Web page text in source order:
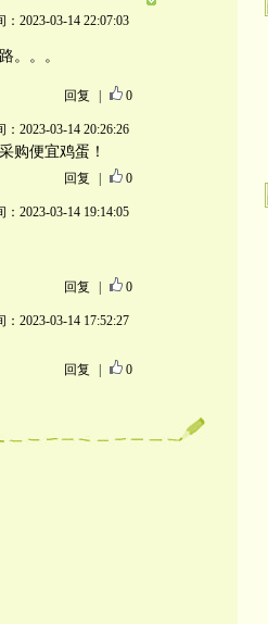
：2023-03-14 22:07:03
。。。
回复 0
：2023-03-14 20:26:26
购便宜鸡蛋！
回复 0
：2023-03-14 19:14:05
回复 0
：2023-03-14 17:52:27
回复 0